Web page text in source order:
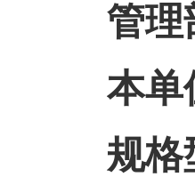
管理
本单
规格